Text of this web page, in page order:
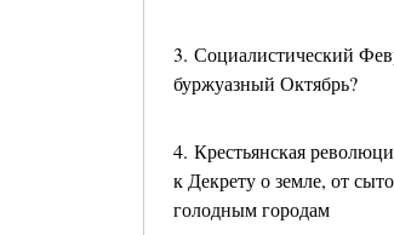
3. Социалистический
буржуазный Октябрь?
4. Крестьянская
к Декрету о земле, от
голодным городам